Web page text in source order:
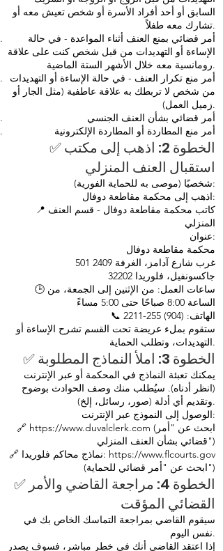
السابق أو أحد أفراد الأسرة أو شخص تعيش معه أو
تشارك معه طفلاً.
أمر قضائي بمنع العنف أثناء المواعدة - في حالة
الإساءة أو التهديدات من قبل شخص كنت على علاقة
رومانسية معه خلال الأشهر الستة الماضية.
أمر منع تكرار العنف - في حالة الإساءة أو التهديدات
من شخص لا تربطك به علاقة عاطفية (مثل الجار أو
زميل العمل).
أمر قضائي بشأن العنف الجنسي
أمر منع المطاردة أو المطاردة الإلكترونية
✅ الخطوة 2: اذهب إلى مكتب
استقبال العنف المنزلي
شخصيًا (موصى به للحماية الفورية):
اذهب إلى محكمة مقاطعة دوفال:
📍 كاتب محكمة مقاطعة دوفال - قسم العنف
المنزلي
عنوان:
محكمة مقاطعة دوفال
501 غرب شارع آدامز، الغرفة 2409
جاكسونفيل، فلوريدا 32202
🕒 ساعات العمل: من الإثنين إلى الجمعة، من
الساعة 8:00 صباحًا حتى 5:00 مساءً
📞 الهاتف: (904) 255-2211
ستقوم بملء عريضة تحت القسم تشرح الإساءة أو
التهديدات، وتطلب الحماية.
✅ الخطوة 3: املأ النماذج المطلوبة
يمكنك تعبئة النماذج في المحكمة أو عبر الإنترنت
(انظر أدناه). سيُطلب منك وصف الحوادث بوضوح
وتقديم أي أدلة (صور، رسائل، إلخ).
الوصول إلى النموذج عبر الإنترنت:
🔗 https://www.duvalclerk.com (ابحث عن "أمر
قضائي بشأن العنف المنزلي")
🔗 نماذج محاكم فلوريدا: https://www.flcourts.gov
(ابحث عن "أمر قضائي للحماية")
✅ الخطوة 4: مراجعة القاضي والأمر
القضائي المؤقت
سيقوم القاضي بمراجعة التماسك الخاص بك في
نفس اليوم.
إذا اعتقد القاضي أنك في خطر مباشر، فسوف يصدر